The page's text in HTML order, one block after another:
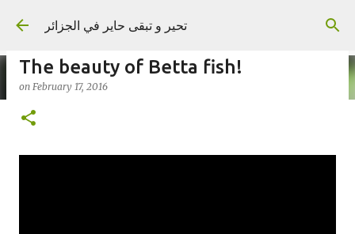
Skip to main content
تحير و تبقى حاير في الجزائر
The beauty of Betta fish!
on February 17, 2016